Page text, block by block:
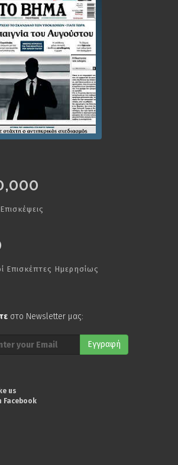
Επισκέπτες Ημερησίως
στο Newsletter μας:
Εγγραφή
us
Facebook